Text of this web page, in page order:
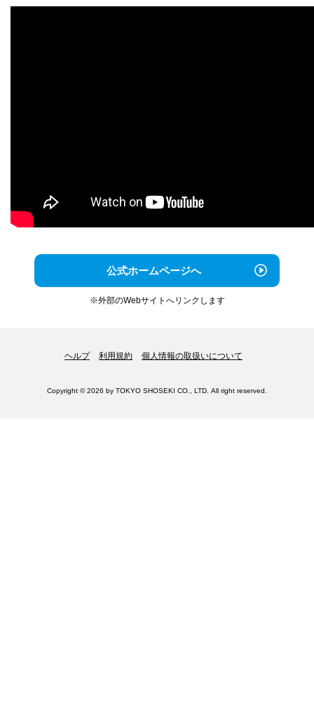
公式ホームページへ
※外部のWebサイトへリンクします
ヘルプ 利用規約 個人情報の取扱いについて
Copyright © 2026 by TOKYO SHOSEKI CO., LTD. All right reserved.